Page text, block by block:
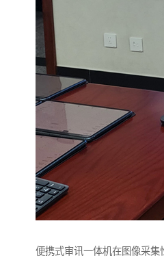
便携式审讯一体机在图像采